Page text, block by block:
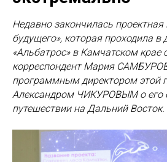
Недавно закончилась
будущего», которая проходила в
«Альбатрос» в Камчатском
корреспондент Мария
программным директором этой
Александром ЧИКУРОВЫМ о его
путешествии на Дальний Восток.